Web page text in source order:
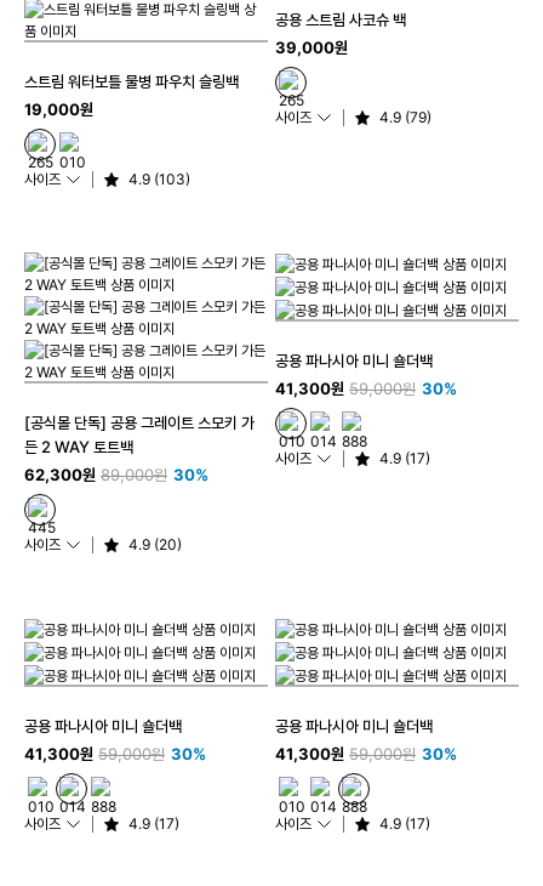
스트림 워터보틀 물병 파우치 슬링백
19,000원
사이즈 4.9 (103)
공용 스트림 사코슈 백
39,000원
사이즈 4.9 (79)
[공식몰 단독] 공용 그레이트 스모키 가
든 2 WAY 토트백
62,300원 89,000원 30%
사이즈 4.9 (20)
공용 파나시아 미니 숄더백
41,300원 59,000원 30%
사이즈 4.9 (17)
공용 파나시아 미니 숄더백
41,300원 59,000원 30%
사이즈 4.9 (17)
공용 파나시아 미니 숄더백
41,300원 59,000원 30%
사이즈 4.9 (17)